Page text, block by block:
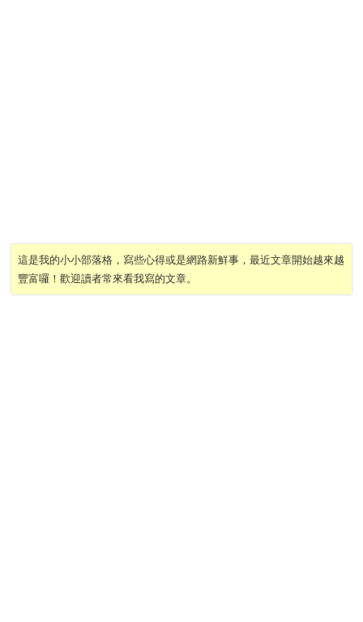
這是我的小小部落格，寫些心得或是網路新鮮事，最近文章開始越來越
豐富囉！歡迎讀者常來看我寫的文章。